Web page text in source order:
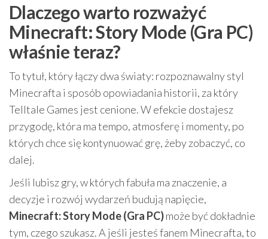
Dlaczego warto rozważyć
Minecraft: Story Mode (Gra PC)
właśnie teraz?
To tytuł, który łączy dwa światy: rozpoznawalny styl
Minecrafta i sposób opowiadania historii, za który
Telltale Games jest cenione. W efekcie dostajesz
przygodę, która ma tempo, atmosferę i momenty, po
których chce się kontynuować grę, żeby zobaczyć, co
dalej.
Jeśli lubisz gry, w których fabuła ma znaczenie, a
decyzje i rozwój wydarzeń budują napięcie,
Minecraft: Story Mode (Gra PC)może być dokładnie
tym, czego szukasz. A jeśli jesteś fanem Minecrafta, to